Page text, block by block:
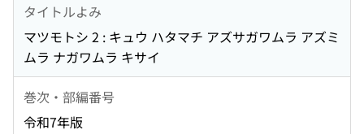
タイトルよみ
マツモトシ 2 : キュウ ハタマチ アズサガワムラ アズミ
ムラ ナガワムラ キサイ
巻次・部編番号
令和7年版